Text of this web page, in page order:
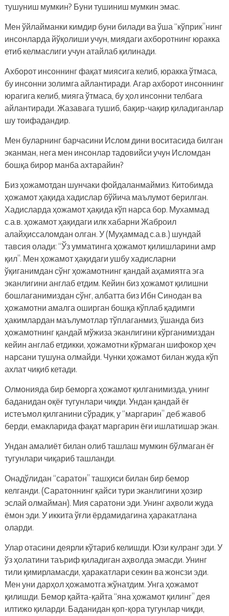
тушуниш мумкин? Буни тушиниш мумкин эмас.
Мен ўйлайманки кимдир буни билади ва ўша “кўприк”нинг
инсонларда йўқолиши учун, миядаги ахборотнинг юракка
етиб келмаслиги учун атайлаб қилинади.
Ахборот инсоннинг фақат миясига келиб, юракка ўтмаса,
бу инсонни золимга айлантиради. Агар ахборот инсоннинг
юрагига келиб, мияга ўтмаса, бу ҳол инсонни телбага
айлантиради. Жазавага тушиб, бақир-чақир қиладиганлар
шу тоифадандир.
Мен буларнинг барчасини Ислом дини воситасида билган
эканман, нега мен инсонлар тадовийси учун Исломдан
бошқа бирор манба ахтарайин?
Биз ҳожамотдан шунчаки фойдаланмаймиз. Китобимда
ҳожамот ҳақида хадислар бўйича маълумот берилган.
Хадисларда ҳожамот ҳақида кўп нарса бор. Мухаммад
с.а.в. ҳожамот ҳақидаги илк хабарни Жаброил
алайҳиссаломдан олган. У (Муҳаммад с.а.в.) шундай
тавсия олади: “Ўз умматинга ҳожамот қилишларини амр
қил”. Мен ҳожамот ҳақидаги ушбу хадисларни
ўқиганимдан сўнг ҳожамотнинг қандай аҳамиятга эга
эканлигини англаб етдим. Кейин биз ҳожамот қилишни
бошлаганимиздан сўнг, албатта биз Ибн Синодан ва
ҳожамотни амалга оширган бошқа кўплаб қадимги
ҳакимлардан маълумотлар тўплаганмиз, ўшанда биз
ҳожамотнинг қандай мўжиза эканлигини кўрганимиздан
кейин англаб етдикки, ҳожамотни кўрмаган шифокор ҳеч
нарсани тушуна олмайди. Чунки ҳожамот билан жуда кўп
ахлат чиқиб кетади.
Олмонияда бир беморга ҳожамот қилганимизда, унинг
баданидан оқёғ тугунлари чиқди. Ундан қандай ёғ
истеъмол қилганини сўрадик, у “маргарин” деб жавоб
берди, емакларида фақат маргарин ёғи ишлатишар экан.
Ундан амалиёт билан олиб ташлаш мумкин бўлмаган ёғ
тугунлари чиқариб ташланди.
Онадўлидан “саратон” ташҳиси билан бир бемор
келганди. (Саратоннинг қайси тури эканлигини ҳозир
эслай олмайман). Мия саратони эди. Унинг аҳволи жуда
ёмон эди. У иккита ўғли ёрдамидагина ҳаракатлана
оларди.
Улар отасини деярли кўтариб келишди. Юзи кулранг эди. У
ўз ҳолатини таъриф қиладиган аҳволда эмасди. Унинг
тили қимирламасди, ҳаракатлари секин ва жонсзи эди.
Мен уни дарҳол ҳожамотга жўнатдим. Унга ҳожамот
қилишди. Бемор қайта-қайта “яна ҳожамот қилинг” дея
илтижо қиларди. Баданидан қоп-қора тугунлар чиқди,